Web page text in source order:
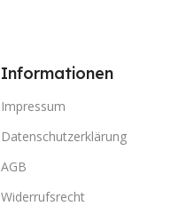
Informationen
Impressum
Datenschutzerklärung
AGB
Widerrufsrecht